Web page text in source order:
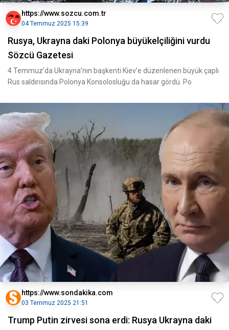
https://www.sozcu.com.tr
04 Temmuz 2025 15:39
Rusya, Ukrayna daki Polonya büyükelçiliğini vurdu
Sözcü Gazetesi
4 Temmuz’da Ukrayna’nın başkenti Kiev’e düzenlenen büyük çaplı
Rus saldırısında Polonya Konsolosluğu da hasar gördü. Po
https://www.sondakika.com
03 Temmuz 2025 21:51
Trump Putin zirvesi sona erdi: Rusya Ukrayna daki